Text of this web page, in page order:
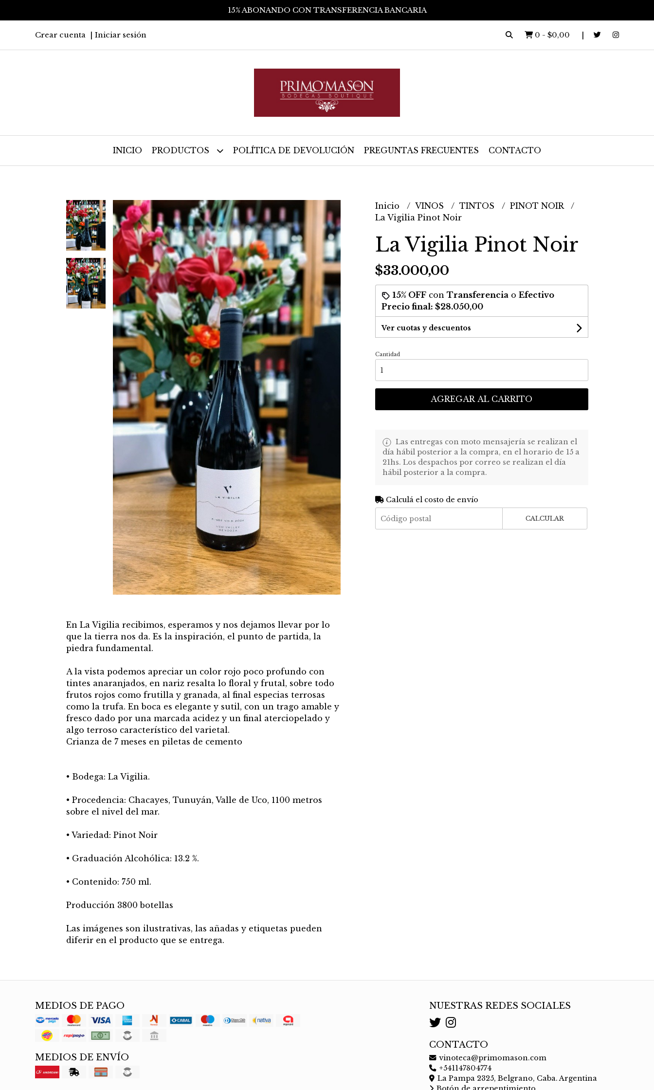
15% ABONANDO CON TRANSFERENCIA BANCARIA
Crear cuenta Iniciar sesión 0 - $0,00
INICIO PRODUCTOS POLÍTICA DE DEVOLUCIÓN PREGUNTAS FRECUENTES CONTACTO
En La Vigilia recibimos, esperamos y nos dejamos llevar por lo
que la tierra nos da. Es la inspiración, el punto de partida, la
piedra fundamental.
A la vista podemos apreciar un color rojo poco profundo con
tintes anaranjados, en nariz resalta lo floral y frutal, sobre todo
frutos rojos como frutilla y granada, al final especias terrosas
como la trufa. En boca es elegante y sutil, con un trago amable y
fresco dado por una marcada acidez y un final aterciopelado y
algo terroso característico del varietal.
Crianza de 7 meses en piletas de cemento
• Bodega: La Vigilia.
• Procedencia: Chacayes, Tunuyán, Valle de Uco, 1100 metros
sobre el nivel del mar.
• Variedad: Pinot Noir
• Graduación Alcohólica: 13.2 %.
• Contenido: 750 ml.
Producción 3800 botellas
Las imágenes son ilustrativas, las añadas y etiquetas pueden
diferir en el producto que se entrega.
Inicio VINOS TINTOS
PINOT NOIR
La Vigilia Pinot Noir
La Vigilia Pinot Noir
$33.000,00
15% OFFcon Transferenciao Efectivo
Precio final: $28.050,00
Ver cuotas y descuentos
Cantidad
AGREGAR AL CARRITO
Las entregas con moto mensajería se realizan el
día hábil posterior a la compra, en el horario de 15 a
21hs. Los despachos por correo se realizan el día
hábil posterior a la compra.
Calculá el costo de envío
CALCULAR
MEDIOS DE PAGO
MEDIOS DE ENVÍO
NUESTRAS REDES SOCIALES
CONTACTO
vinoteca@primomason.com
+541147804774
La Pampa 2325, Belgrano, Caba. Argentina